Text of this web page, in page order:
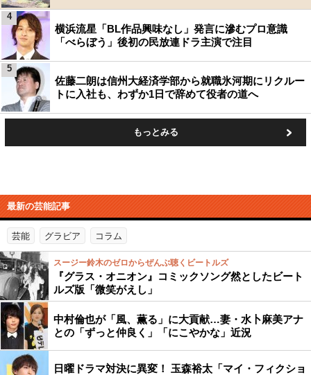
横浜流星「BL作品興味なし」発言に滲むプロ意識
「べらぼう」後初の民放連ドラ主演で注目
4
佐藤二朗は信州大経済学部から就職氷河期にリクルー
トに入社も、わずか1日で辞めて役者の道へ
5
もっとみる
最新の芸能記事
芸能 グラビア コラム
スージー鈴木のゼロからぜんぶ聴くビートルズ
『グラス・オニオン』コミックソング然としたビート
ルズ版「微笑がえし」
中村倫也が「風、薫る」に大貢献…妻・水卜麻美アナ
との「ずっと仲良く」「にこやかな」近況
日曜ドラマ対決に異変！ 玉森裕太「マイ・フィクショ